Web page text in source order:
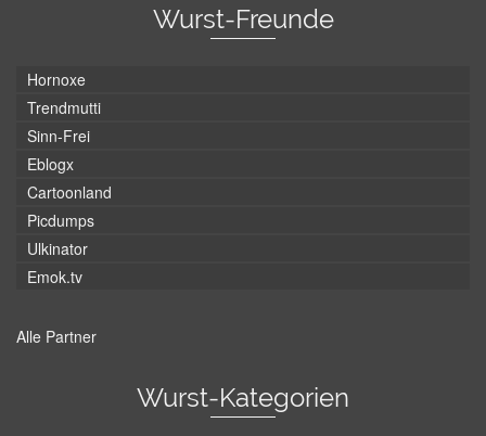
Wurst-Freunde
Hornoxe
Trendmutti
Sinn-Frei
Eblogx
Cartoonland
Picdumps
Ulkinator
Emok.tv
Alle Partner
Wurst-Kategorien